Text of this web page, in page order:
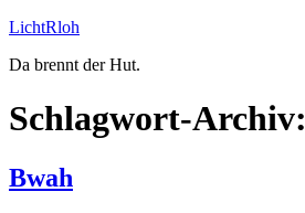
Zum
springen
LichtRloh
Da brennt der Hut.
Schlagwort-Archiv:
Bwah